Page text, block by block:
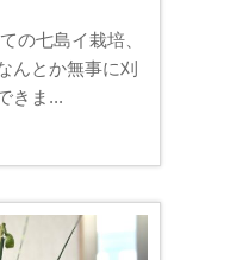
の七島イ栽培、
んとか無事に刈
きま...